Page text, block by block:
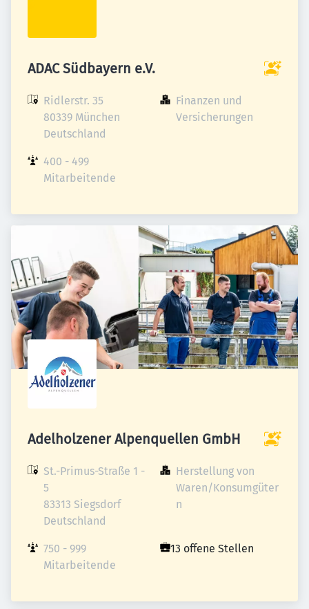
ADAC Südbayern e.V.
Ridlerstr. 35
80339 München
Deutschland
Finanzen und
Versicherungen
400 - 499
Mitarbeitende
Adelholzener Alpenquellen GmbH
St.-Primus-Straße 1 -
5
83313 Siegsdorf
Deutschland
Herstellung von
Waren/Konsumgüter
n
750 - 999
Mitarbeitende
13 offene Stellen